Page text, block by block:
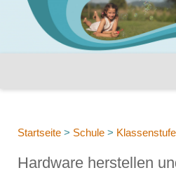
Startseite > Schule >
Hardware herstellen